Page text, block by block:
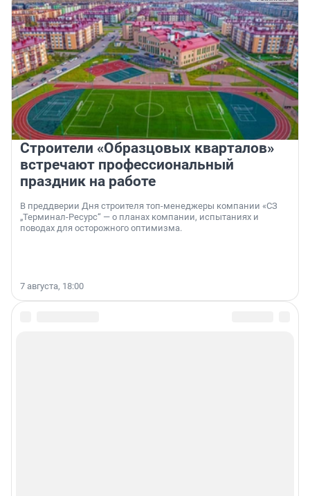
Строители «Образцовых кварталов»
встречают профессиональный
праздник на работе
В преддверии Дня строителя топ-менеджеры компании «СЗ
„Терминал-Ресурс“ — о планах компании, испытаниях и
поводах для осторожного оптимизма.
7 августа, 18:00